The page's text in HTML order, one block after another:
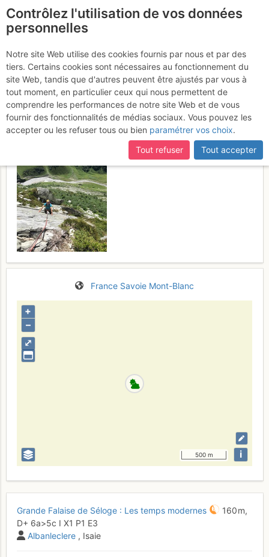
Grande Falaise de
Séloge : Les temps
modernes
Mardi 4 juillet 2017
France Savoie Mont-Blanc
⤢
+
–
500 m i
Grande Falaise de Séloge : Les temps modernes
160 m,
D+ 6a>5c I X1 P1 E3
Albanleclere , Isaie
Contrôlez l'utilisation de vos données
personnelles
Notre site Web utilise des cookies fournis par nous et par des
tiers. Certains cookies sont nécessaires au fonctionnement du
site Web, tandis que d'autres peuvent être ajustés par vous à
tout moment, en particulier ceux qui nous permettent de
comprendre les performances de notre site Web et de vous
fournir des fonctionnalités de médias sociaux. Vous pouvez les
accepter ou les refuser tous ou bien paramétrer vos choix.
Tout refuser
Tout accepter